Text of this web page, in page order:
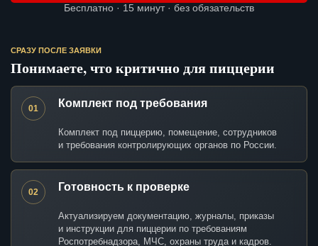
Бесплатно · 15 минут · без обязательств
СРАЗУ ПОСЛЕ ЗАЯВКИ
Понимаете, что критично для пиццерии
01 Комплект под требования
Комплект под пиццерию, помещение, сотрудников
и требования контролирующих органов по России.
02 Готовность к проверке
Актуализируем документацию, журналы, приказы
и инструкции для пиццерии по требованиям
Роспотребнадзора, МЧС, охраны труда и кадров.